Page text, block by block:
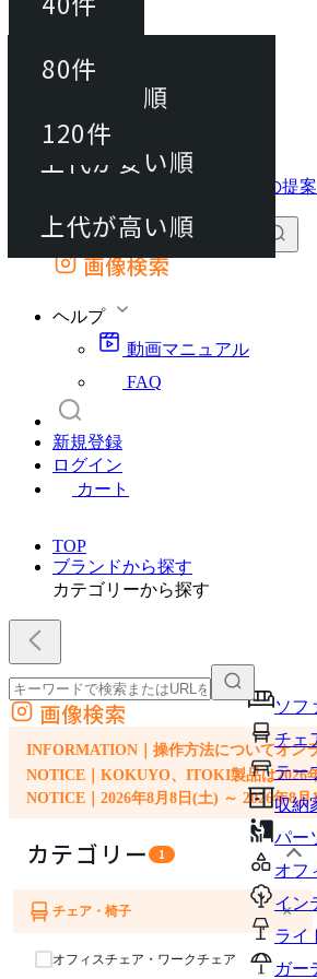
動画マニュアル
FAQ
カート
外部サイトの商品をカートに追加
画像検索
ヘルプ
動画マニュアル
FAQ
新規登録
ログイン
カート
TOP
ブランドから探す
カテゴリーから探す
ソフ
チェ
テー
収納
パー
オフ
イン
ライ
ガー
外部サイトの商品をカートに追加
他のサイトで見つけた商品ページのURLを貼り付けて、カートに
画像検索
INFORMATION｜操作方法についてオン
NOTICE｜KOKUYO、ITOKI製品は2026
NOTICE｜2026年8月8日(土) ～ 2026年8
カテゴリー 1
ソファ
チェア・椅子 ×
オフィスチェア・ワークチェア
40件
80件
並び替え
おすすめ順
上代が安い順
上代が高い順
80件
120件